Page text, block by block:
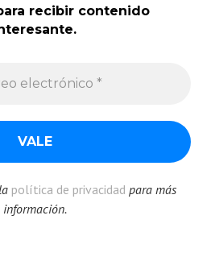
recibir contenido
.
política de privacidad para más
información.